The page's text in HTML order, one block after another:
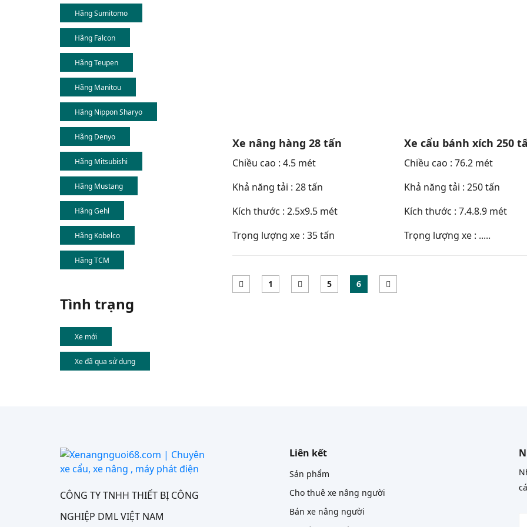
Hãng Sumitomo
Hãng Falcon
Hãng Teupen
Hãng Manitou
Hãng Nippon Sharyo
Hãng Denyo
Hãng Mitsubishi
Hãng Mustang
Hãng Gehl
Hãng Kobelco
Hãng TCM
Tình trạng
Xe mới
Xe đã qua sử dụng
Xe nâng hàng 28 tấn
Chiều cao : 4.5 mét
Khả năng tải : 28 tấn
Kích thước : 2.5x9.5 mét
Trọng lượng xe : 35 tấn
Xe cẩu bánh xích 250
Chiều cao : 76.2 mét
Khả năng tải : 250 tấn
Kích thước : 7.4.8.9 mét
Trọng lượng xe : .....
1 5 6
CÔNG TY TNHH THIẾT BỊ CÔNG
NGHIỆP DML VIỆT NAM
Liên kết
Sản phẩm
Cho thuê xe nâng người
Bán xe nâng người